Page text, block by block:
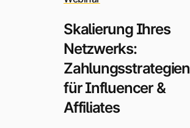
Skalierung Ihres
Netzwerks:
Zahlungsstrategien
für Influencer &
Affiliates